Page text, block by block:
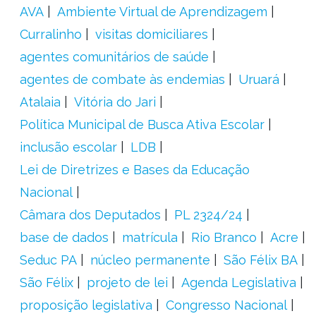
AVA
Ambiente Virtual de Aprendizagem
Curralinho
visitas domiciliares
agentes comunitários de saúde
agentes de combate às endemias
Uruará
Atalaia
Vitória do Jari
Política Municipal de Busca Ativa Escolar
inclusão escolar
LDB
Lei de Diretrizes e Bases da Educação
Nacional
Câmara dos Deputados
PL 2324/24
base de dados
matrícula Rio Branco
Acre
Seduc PA
núcleo permanente
São Félix BA
São Félix
projeto de lei
Agenda Legislativa
proposição legislativa
Congresso Nacional